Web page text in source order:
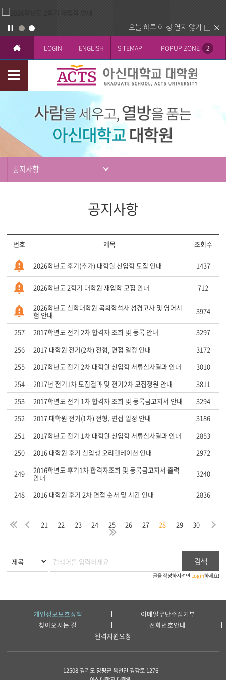
오늘 하루 이 창 열지 않기
LOGIN ENGLISH SITEMAP POPUP ZONE 2
모
바
공지사항
공지사항
번호 제목 조회수
2026학년도 후기(추가) 대학원 신입학 모집 안내 1437
2026학년도 2학기 대학원 재입학 모집 안내 712
2026학년도 신학대학원 목회학석사 성경고사 및 영어시
험 안내 3974
257 2017학년도 전기 2차 합격자 조회 및 등록 안내
3297
256
2017 대학원 전기(2차) 전형, 면접 일정 안내
3172
255
2017학년도 전기 2차 대학원 신입학 서류심사결과 안내
3010
254
2017년 전기1차 모집결과 및 전기2차 모집정원 안내
3811
253
2017학년도 전기 1차 합격자 조회 및 등록금고지서 안내
3294
252
2017 대학원 전기(1차) 전형, 면접 일정 안내
3186
251
2017학년도 전기 1차 대학원 신입학 서류심사결과 안내
2853
250
2016 대학원 후기 신입생 오리엔테이션 안내 2972
249 2016학년도 후기1차 합격자조회 및 등록금고지서 출력
안내 3240
248 2016 대학원 후기 2차 면접 순서 및 시간 안내 2836
처
음
이 21 22 23 24 25 26 27 28 29 30 다
마
지
검색
글을 작성하시려면 Login하세요!
개인정보보호정책
이메일무단수집거부
찾아오시는 길
전화번호안내
원격지원요청
12508 경기도 양평군 옥천면 경강로 1276